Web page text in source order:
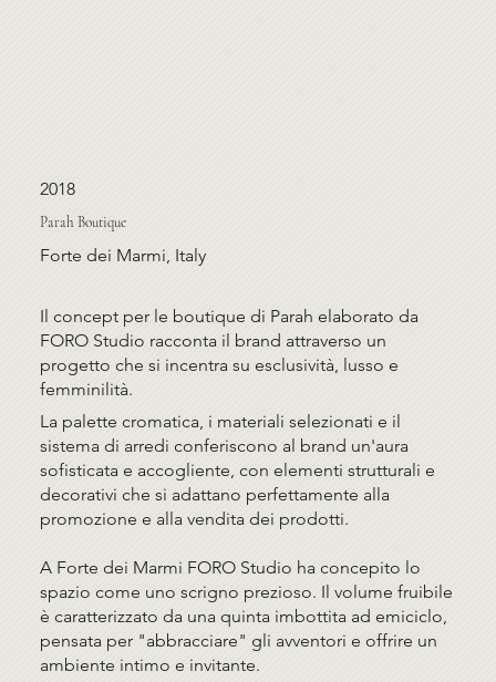
2018
Parah Boutique
Forte dei Marmi, Italy
Il concept per le boutique di Parah elaborato da
FORO Studio racconta il brand attraverso un
progetto che si incentra su esclusività, lusso e
femminilità.
La palette cromatica, i materiali selezionati e il
sistema di arredi conferiscono al brand un'aura
sofisticata e accogliente, con elementi strutturali e
decorativi che si adattano perfettamente alla
promozione e alla vendita dei prodotti.
A Forte dei Marmi FORO Studio ha concepito lo
spazio come uno scrigno prezioso. Il volume fruibile
è caratterizzato da una quinta imbottita ad emiciclo,
pensata per "abbracciare" gli avventori e offrire un
ambiente intimo e invitante.